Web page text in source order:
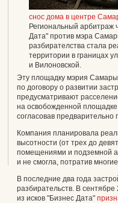
снос дома в центре
Региональный арбитраж
Дата" против мэра
разбирателства стала
территории в границах
и Вилоновской.
Эту площадку мэрия
по договору о развитии
предусматривают
на освобожденной
согласовав предварительно
Компания планировала
высотности (от трех до
помещениями и подземной
и не смогла, потратив
В последние два года
разбирательств. В
из исков "Бизнес Дата"